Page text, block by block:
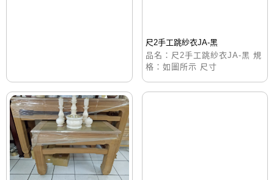
尺2手工跳紗衣JA-黑
品名：尺2手工跳紗衣JA-黑 規
格：如圖所示 尺寸